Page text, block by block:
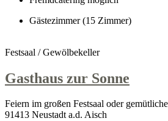
Gästezimmer (15 Zimmer)
Festsaal / Gewölbekeller
Gasthaus zur Sonne
Feiern im großen Festsaal oder
91413 Neustadt a.d. Aisch